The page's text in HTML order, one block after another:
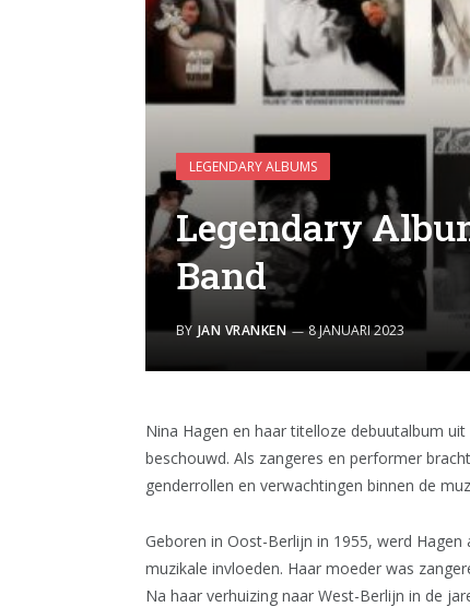
LEGENDARY ALBUMS
Legendary
Band
BY JAN VRANKEN 8 JANUARI 2023
Nina Hagen en haar titelloze debuutalbum
beschouwd. Als zangeres en performer
genderrollen en verwachtingen binnen de
Geboren in Oost-Berlijn in 1955, werd
muzikale invloeden. Haar moeder was
Na haar verhuizing naar West-Berlijn in de